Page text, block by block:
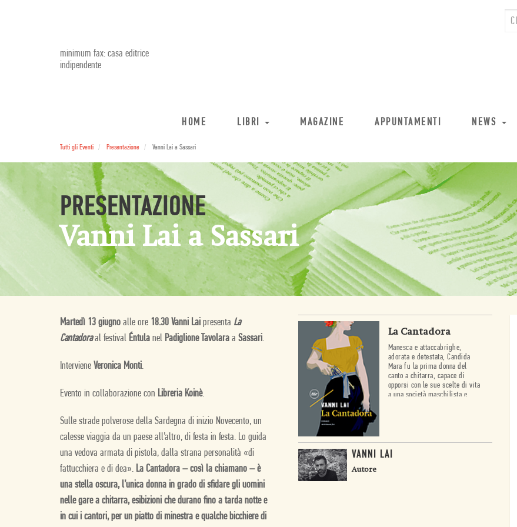
minimum fax: casa editrice
indipendente
HOME LIBRI MAGAZINE APPUNTAMENTI NEWS
Tutti gli Eventi Presentazione Vanni Lai a Sassari
PRESENTAZIONE
Vanni Lai a Sassari
Martedì 13 giugno alle ore 18.30 Vanni Lai presenta La
Cantadoraal festival Éntula nel Padiglione Tavolara a Sassari.
Interviene Veronica Monti.
Evento in collaborazione con Libreria Koinè.
Sulle strade polverose della Sardegna di inizio Novecento, un
calesse viaggia da un paese all’altro, di festa in festa. Lo guida
una vedova armata di pistola, dalla strana personalità «di
fattucchiera e di dea». La Cantadora – così la chiamano – è
una stella oscura, l’unica donna in grado di sfidare gli uomini
nelle gare a chitarra, esibizioni che durano fino a tarda notte e
in cui i cantori, per un piatto di minestra e qualche bicchiere di
La Cantadora
Manesca e attaccabrighe,
adorata e detestata, Candida
Mara fu la prima donna del
canto a chitarra, capace di
opporsi con le sue scelte di vita
a una società maschilista e
VANNI LAI
Autore